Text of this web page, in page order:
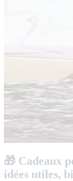
🎁 Cadeaux
idées utiles,